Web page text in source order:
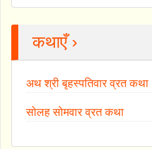
कथाएँ ›
अथ श्री बृहस्पतिवार व्रत
सोलह सोमवार व्रत कथा